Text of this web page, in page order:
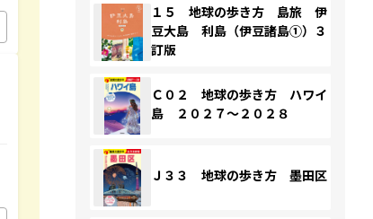
１５ 地球の歩き方 島旅 伊
豆大島 利島（伊豆諸島①）３
訂版
Ｃ０２ 地球の歩き方 ハワイ
島 ２０２７～２０２８
Ｊ３３ 地球の歩き方 墨田区